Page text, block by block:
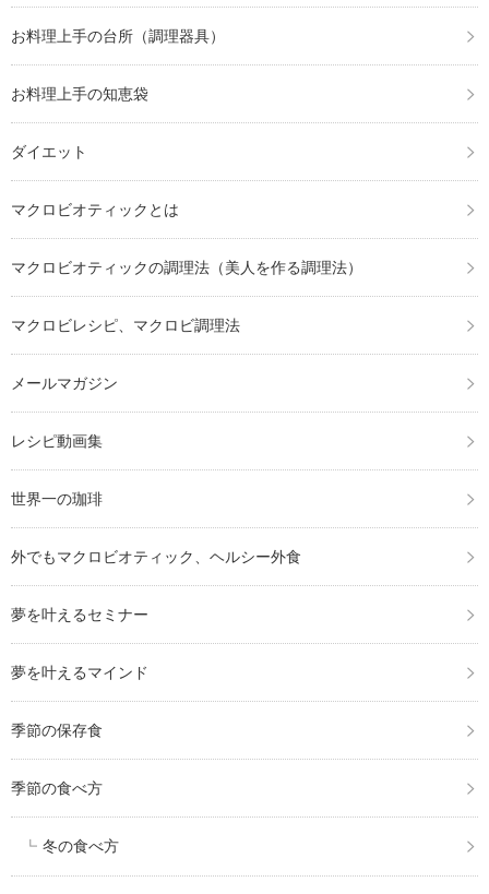
お料理上手の台所（調理器具）
お料理上手の知恵袋
ダイエット
マクロビオティックとは
マクロビオティックの調理法（美人を作る調理法）
マクロビレシピ、マクロビ調理法
メールマガジン
レシピ動画集
世界一の珈琲
外でもマクロビオティック、ヘルシー外食
夢を叶えるセミナー
夢を叶えるマインド
季節の保存食
季節の食べ方
冬の食べ方